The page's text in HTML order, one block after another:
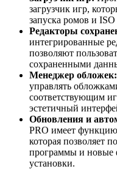
загрузчик игр,
запуска ромов и
Редакторы
интегрированные
позволяют
сохраненными
Менеджер обложек:
управлять
соответствующим
эстетичный
Обновления и
PRO имеет функцию
которая позволяет
программы и новые
установки.